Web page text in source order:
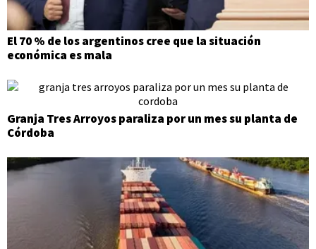
El 70 % de los argentinos cree que la situación
económica es mala
Granja Tres Arroyos paraliza por un mes su planta de
Córdoba